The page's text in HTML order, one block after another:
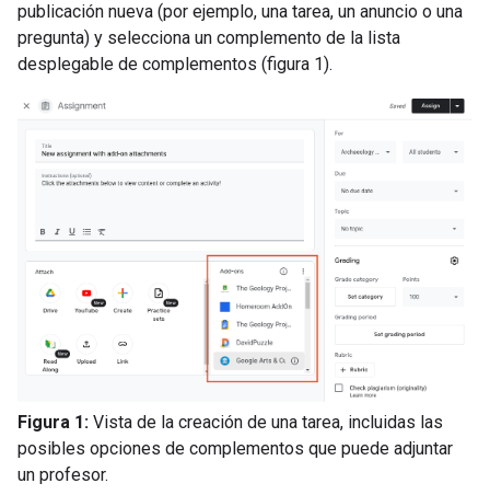
publicación nueva (por ejemplo, una tarea, un anuncio o una
pregunta) y selecciona un complemento de la lista
desplegable de complementos (figura 1).
Figura 1: Vista de la creación de una tarea, incluidas las
posibles opciones de complementos que puede adjuntar
un profesor.